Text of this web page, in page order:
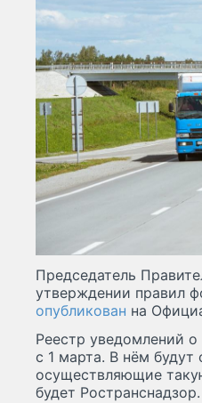
Председатель
утверждении правил
опубликован на
Реестр уведомлений о
с 1 марта. В нём
осуществляющие
будет Ространснадзор.